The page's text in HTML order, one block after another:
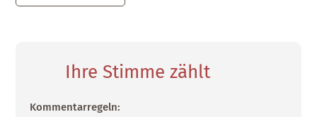
Ihre Stimme zählt
Kommentarregeln: